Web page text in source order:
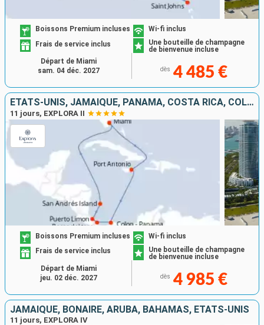
Boissons Premium incluses
Wi-fi inclus
Frais de service inclus
Une bouteille de champagne
de bienvenue incluse
dès 4 485 €
Départ de Miami
sam. 04 déc. 2027
ÉTATS-UNIS, JAMAÏQUE, PANAMA, COSTA RICA, COLOMBIE
11 jours, EXPLORA II
Boissons Premium incluses
Wi-fi inclus
Frais de service inclus
Une bouteille de champagne
de bienvenue incluse
dès 4 985 €
Départ de Miami
jeu. 02 déc. 2027
JAMAÏQUE, BONAIRE, ARUBA, BAHAMAS, ÉTATS-UNIS
11 jours, EXPLORA IV